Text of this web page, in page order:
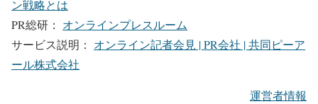
ン戦略とは
PR総研： オンラインプレスルーム
サービス説明： オンライン記者会見 | PR会社 | 共同ピーア
ール株式会社
運営者情報